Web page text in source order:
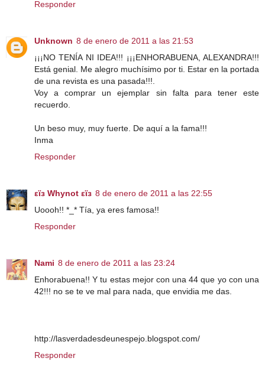
Responder
Unknown 8 de enero de 2011 a las 21:53
¡¡¡NO TENÍA NI IDEA!!! ¡¡¡ENHORABUENA, ALEXANDRA!!!
Está genial. Me alegro muchísimo por ti. Estar en la portada
de una revista es una pasada!!!.
Voy a comprar un ejemplar sin falta para tener este
recuerdo.
Un beso muy, muy fuerte. De aquí a la fama!!!
Inma
Responder
εϊз Whynot εϊз 8 de enero de 2011 a las 22:55
Uoooh!! *_* Tía, ya eres famosa!!
Responder
Nami 8 de enero de 2011 a las 23:24
Enhorabuena!! Y tu estas mejor con una 44 que yo con una
42!!! no se te ve mal para nada, que envidia me das.
http://lasverdadesdeunespejo.blogspot.com/
Responder